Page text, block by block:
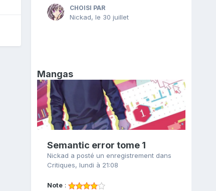
CHOISI PAR
Nickad, le 30 juillet
Mangas
Semantic error tome 1
Nickad a posté un enregistrement dans
Critiques, lundi à 21:08
Note: